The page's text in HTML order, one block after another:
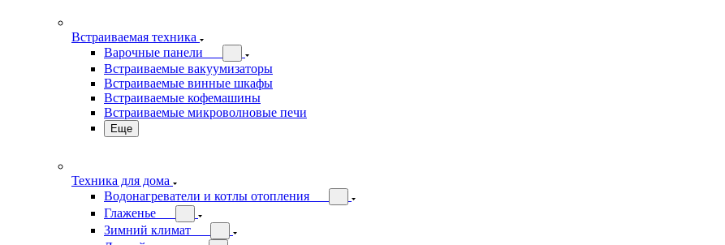
Встраиваемая техника
Варочные панели
Встраиваемые вакуумизаторы
Встраиваемые винные шкафы
Встраиваемые кофемашины
Встраиваемые микроволновые печи
Еще
Техника для дома
Водонагреватели и котлы отопления
Глаженье
Зимний климат